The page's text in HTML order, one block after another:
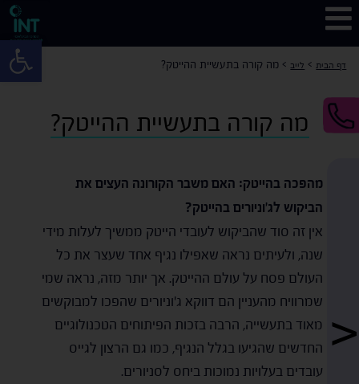
דף הבית > לייב > מה קורה בתעשיית ההייטק?
מה קורה בתעשיית ההייטק?
מהפכה בהייטק: האם משבר הקורונה העצים את
הביקוש לג'וניורים בהייטק?
אין זה סוד שהביקוש לעובדי הייטק ממשיך לעלות מידי
שנה, ולעיתים נראה שאפילו נגיף אחד שעצר את כל
העולם פסח על עולם ההייטק. אך יותר מזה, נראה שמי
שמרוויח מהעניין הם דווקא ג'וניורים שהפכו למבוקשים
מאוד בתעשייה, הרבה בזכות הפיתוחים הטכנולוגיים
החדשים שהגיעו בגלל הנגיף, כמו גם הרצון לגייס
עובדים בעלויות נמוכות ביחס לסניורים.